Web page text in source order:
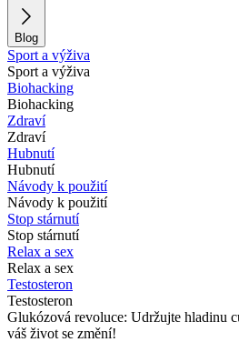
Blog
Sport a výživa
Sport a výživa
Biohacking
Biohacking
Zdraví
Zdraví
Hubnutí
Hubnutí
Návody k použití
Návody k použití
Stop stárnutí
Stop stárnutí
Relax a sex
Relax a sex
Testosteron
Testosteron
Glukózová revoluce: Udržujte hladinu
váš život se změní!